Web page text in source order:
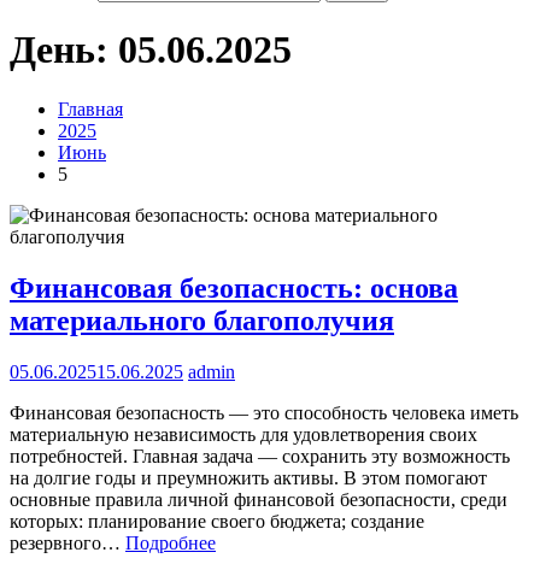
День: 05.06.2025
Главная
2025
Июнь
5
Финансовая безопасность: основа
материального благополучия
05.06.202515.06.2025 admin
Финансовая безопасность — это способность человека иметь
материальную независимость для удовлетворения своих
потребностей. Главная задача — сохранить эту возможность
на долгие годы и преумножить активы. В этом помогают
основные правила личной финансовой безопасности, среди
которых: планирование своего бюджета; создание
резервного… Подробнее